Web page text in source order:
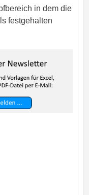
in dem die
festgehalten